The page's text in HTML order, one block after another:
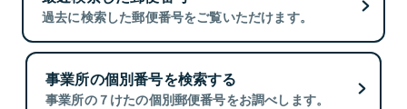
過去に検索した郵便番号をご覧いただけます。
事業所の個別番号を検索する
事業所の７けたの個別郵便番号をお調べします。